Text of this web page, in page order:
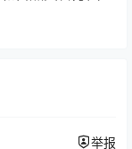
举报